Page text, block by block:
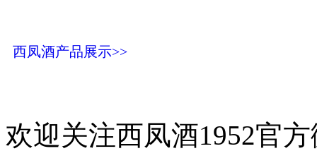
西凤酒产品展示>>
欢迎关注西凤酒1952官